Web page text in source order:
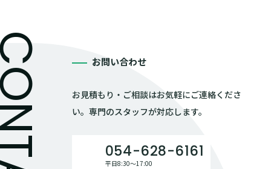
お問い合わせ
お見積もり・ご相談はお気軽にご連絡くださ
い。専門のスタッフが対応します。
054-628-6161
平日8:30〜17:00